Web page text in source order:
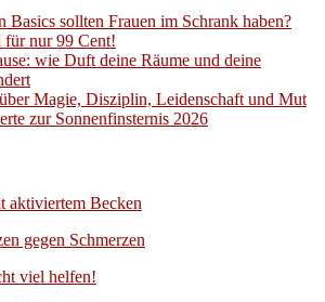
Basics sollten Frauen im Schrank haben?
für nur 99 Cent!
wie Duft deine Räume und deine
Magie, Disziplin, Leidenschaft und Mut
zur Sonnenfinsternis 2026
gegen Schmerzen